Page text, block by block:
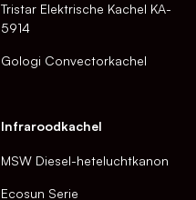
Tristar Elektrische Kachel KA-
5914
Gologi Convectorkachel
Infraroodkachel
MSW Diesel-heteluchtkanon
Ecosun Serie